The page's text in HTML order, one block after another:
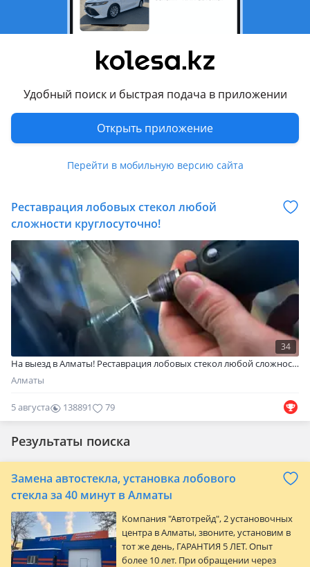
Удобный поиск и быстрая подача в приложении
Открыть приложение
Перейти в мобильную версию сайта
3
Алматы
29679 185
Реставрация лобовых стекол любой
сложности круглосуточно!
34
На выезд в Алматы! Реставрация лобовых стекол любой сложности. Гарантия 100%! 24 часа в сутки! Можете отправить фото ! И мы оценим оперативно! Сколы на выезд. Качественно и недорого! Работаем круглосуточно! Ремонт сколов на стекле производится путем рассверливания скола и заполнения скола специальным материалом. Основные причины возникновения повреждения авто стёкол: 1. Механическое воздействие на стекло (камень, ш…
Алматы
5 августа 138891 79
Результаты поиска
Замена автостекла, установка лобового
стекла за 40 минут в Алматы
Компания "Автотрейд", 2 установочных
центра в Алматы, звоните, установим в
тот же день, ГАРАНТИЯ 5 ЛЕТ. Опыт
более 10 лет. При обращении через